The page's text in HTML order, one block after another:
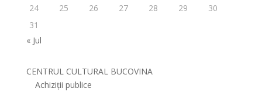
24
25 26 27 28 29
30
31
« Jul
CENTRUL CULTURAL BUCOVINA
Achiziții publice